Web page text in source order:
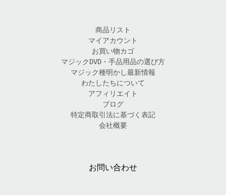
商品リスト
マイアカウント
お買い物カゴ
マジックDVD・手品用品の選び方
マジック種明かし最新情報
わたしたちについて
アフィリエイト
ブログ
特定商取引法に基づく表記
会社概要
お問い合わせ